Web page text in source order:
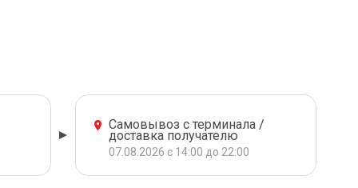
Самовывоз с терминала /
доставка получателю
07.08.2026 с 14:00 до 22:00